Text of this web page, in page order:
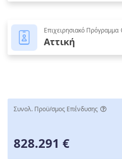
Επιχειρησιακό Πρόγραμμα
Αττική
Συνολ. Προϋ/σμος Επένδυσης
828.291 €